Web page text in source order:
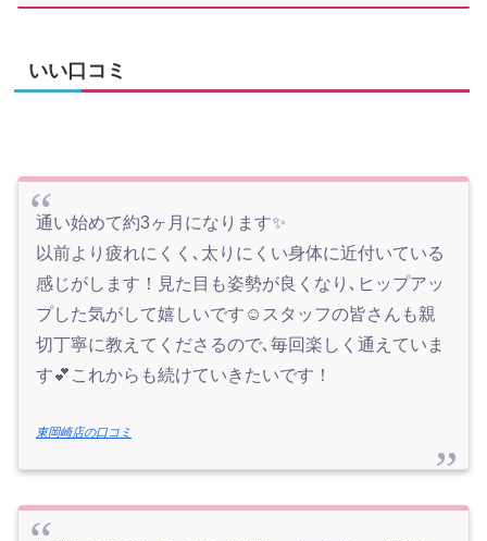
いい口コミ
通い始めて約3ヶ月になります✨
以前より疲れにくく､太りにくい身体に近付いている
感じがします！見た目も姿勢が良くなり､ヒップアッ
プした気がして嬉しいです☺️スタッフの皆さんも親
切丁寧に教えてくださるので､毎回楽しく通えていま
す💕これからも続けていきたいです！
東岡崎店の口コミ